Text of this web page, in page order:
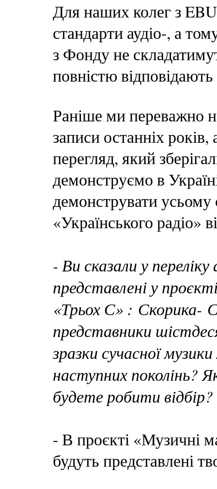
Для наших колег з
стандарти аудіо-, а
з Фонду не
повністю
Раніше ми переважно
записи останніх
перегляд, який
демонструємо в
демонструвати
«Українського радіо»
- Ви сказали у
представлені у
«Трьох С» : Скорика-
представники
зразки сучасної
наступних поколінь?
будете робити відбір?
- В проєкті «Музичні
будуть представлені